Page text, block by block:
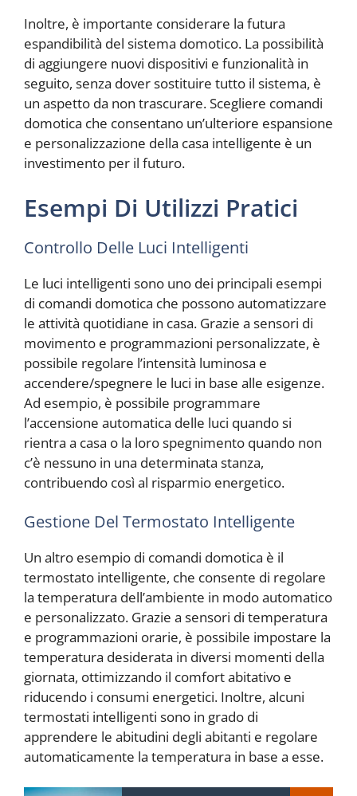
Inoltre, è importante considerare la futura
espandibilità del sistema domotico. La possibilità
di aggiungere nuovi dispositivi e funzionalità in
seguito, senza dover sostituire tutto il sistema, è
un aspetto da non trascurare. Scegliere comandi
domotica che consentano un’ulteriore espansione
e personalizzazione della casa intelligente è un
investimento per il futuro.
Esempi Di Utilizzi Pratici
Controllo Delle Luci Intelligenti
Le luci intelligenti sono uno dei principali esempi
di comandi domotica che possono automatizzare
le attività quotidiane in casa. Grazie a sensori di
movimento e programmazioni personalizzate, è
possibile regolare l’intensità luminosa e
accendere/spegnere le luci in base alle esigenze.
Ad esempio, è possibile programmare
l’accensione automatica delle luci quando si
rientra a casa o la loro spegnimento quando non
c’è nessuno in una determinata stanza,
contribuendo così al risparmio energetico.
Gestione Del Termostato Intelligente
Un altro esempio di comandi domotica è il
termostato intelligente, che consente di regolare
la temperatura dell’ambiente in modo automatico
e personalizzato. Grazie a sensori di temperatura
e programmazioni orarie, è possibile impostare la
temperatura desiderata in diversi momenti della
giornata, ottimizzando il comfort abitativo e
riducendo i consumi energetici. Inoltre, alcuni
termostati intelligenti sono in grado di
apprendere le abitudini degli abitanti e regolare
automaticamente la temperatura in base a esse.